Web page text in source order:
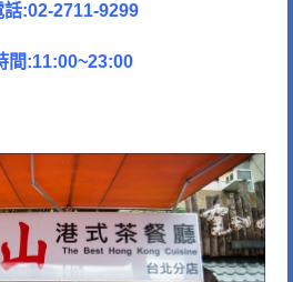
話:02-2711-9299
間:11:00~23:00